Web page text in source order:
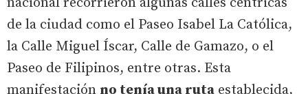
de la ciudad como el Paseo Isabel La Católica,
la Calle Miguel Íscar, Calle de Gamazo, o el
Paseo de Filipinos, entre otras. Esta
manifestación no tenía una ruta establecida,